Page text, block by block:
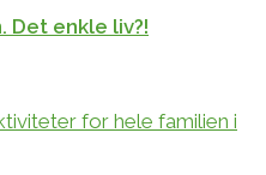
Det enkle liv?!